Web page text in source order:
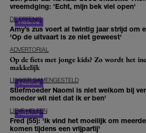
vreemdging: 'Echt, mijn bek viel open'
DE ERFENIS
Amy’s zus voert al twintig jaar strijd om
'Op de uitvaart is ze niet geweest'
ADVERTORIAL
Op de fiets met jonge kids? Zo wordt het
makkelijk
LEKKER SAMENGESTELD
Stiefmoeder Naomi is niet welkom bij
moeder wil niet dat ik er ben'
LIEVE HELEEN
Fred (55): 'Ik vind het moeilijk om
komen tijdens een vrijpartij'